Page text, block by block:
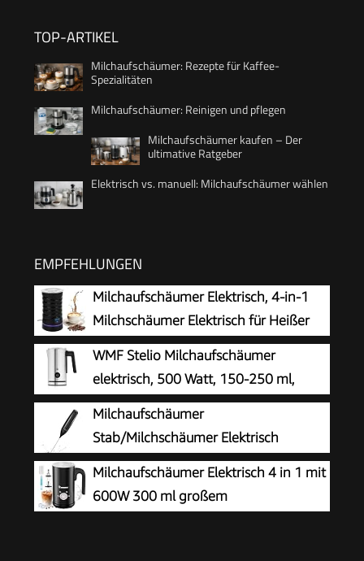
TOP-ARTIKEL
Milchaufschäumer: Rezepte für Kaffee-
Spezialitäten
Milchaufschäumer: Reinigen und pflegen
Milchaufschäumer kaufen – Der
ultimative Ratgeber
Elektrisch vs. manuell: Milchaufschäumer wählen
EMPFEHLUNGEN
Milchaufschäumer Elektrisch, 4-in-1
Milchschäumer Elektrisch für Heißer
und Kalter Milchschaum, Elektrischer
Milchaufschäumer Automatische Abschaltung,
Milk Frother
WMF Stelio Milchaufschäumer
elektrisch, 500 Watt, 150-250 ml,
Antihaftbeschichtung, kabellos, für
Milchschaum heiss und kalt, heiße Schokolade,
cromargan matt/silber
Milchaufschäumer
Stab/Milchschäumer Elektrisch
tragbarer mit Hoher Leistung
Getränkemixer Kaffeebesen batteriebetriebener
für Latte, Matcha-Tee, Cappuccino, Schwarz
Milchaufschäumer Elektrisch 4 in 1 mit
600W 300 ml großem